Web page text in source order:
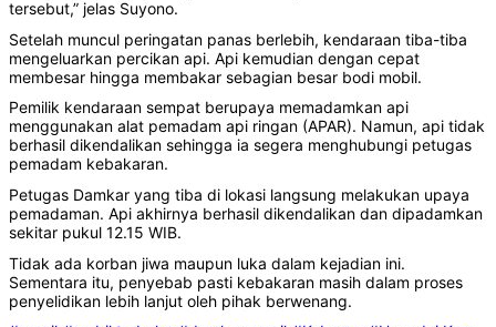
tersebut,” jelas Suyono.
Setelah muncul peringatan panas berlebih, kendaraan tiba-tiba
mengeluarkan percikan api. Api kemudian dengan cepat
membesar hingga membakar sebagian besar bodi mobil.
Pemilik kendaraan sempat berupaya memadamkan api
menggunakan alat pemadam api ringan (APAR). Namun, api tidak
berhasil dikendalikan sehingga ia segera menghubungi petugas
pemadam kebakaran.
Petugas Damkar yang tiba di lokasi langsung melakukan upaya
pemadaman. Api akhirnya berhasil dikendalikan dan dipadamkan
sekitar pukul 12.15 WIB.
Tidak ada korban jiwa maupun luka dalam kejadian ini.
Sementara itu, penyebab pasti kebakaran masih dalam proses
penyelidikan lebih lanjut oleh pihak berwenang.